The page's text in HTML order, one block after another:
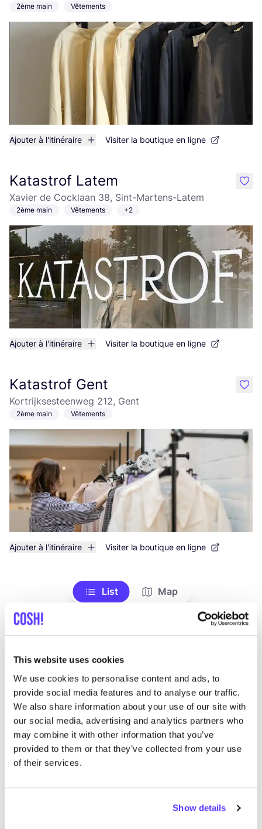
This website uses cookies
We use cookies to personalise content and ads, to
provide social media features and to analyse our traffic.
We also share information about your use of our site with
our social media, advertising and analytics partners who
may combine it with other information that you’ve
provided to them or that they’ve collected from your use
of their services.
Show details
2ème main Vêtements
Ajouter à l'itinéraire Visiter la boutique en ligne
Katastrof Latem
Xavier de Cocklaan 38, Sint-Martens-Latem
2ème main Vêtements +2
Ajouter à l'itinéraire Visiter la boutique en ligne
like
Katastrof Gent
Kortrijksesteenweg 212, Gent
2ème main Vêtements
Ajouter à l'itinéraire Visiter la boutique en ligne
like
List Map
Autres marques
C
Revolution